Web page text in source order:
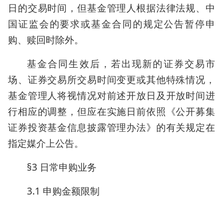
日的交易时间，但基金管理人根据法律法规、中
国证监会的要求或基金合同的规定公告暂停申
购、赎回时除外。
基金合同生效后，若出现新的证券交易市
场、证券交易所交易时间变更或其他特殊情况，
基金管理人将视情况对前述开放日及开放时间进
行相应的调整，但应在实施日前依照《公开募集
证券投资基金信息披露管理办法》的有关规定在
指定媒介上公告。
§3 日常申购业务
3.1 申购金额限制